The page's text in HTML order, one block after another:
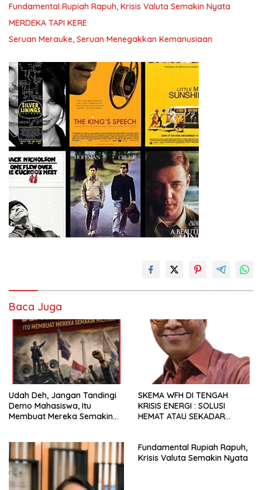
Fundamental Rupiah Rapuh, Krisis Valuta Semakin Nyata
MERDEKA TAPI KERE
Seruan Merauke, Seruan Menegakkan Kemanusiaan
Baca Juga
Udah Deh, Jangan Tandingi
Demo Mahasiswa, Itu
Membuat Mereka Semakin
SKEMA WFH DI TENGAH
KRISIS ENERGI : SOLUSI
HEMAT ATAU SEKADAR
Fundamental Rupiah Rapuh,
Krisis Valuta Semakin Nyata